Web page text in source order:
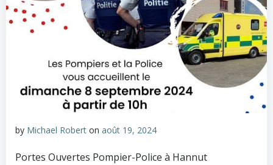
by Michael Robert on août 19, 2024
Portes Ouvertes Pompier-Police à Hannut